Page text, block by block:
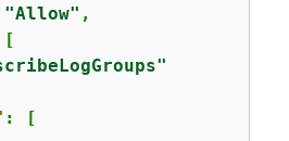
"Allow" ,
[
: [